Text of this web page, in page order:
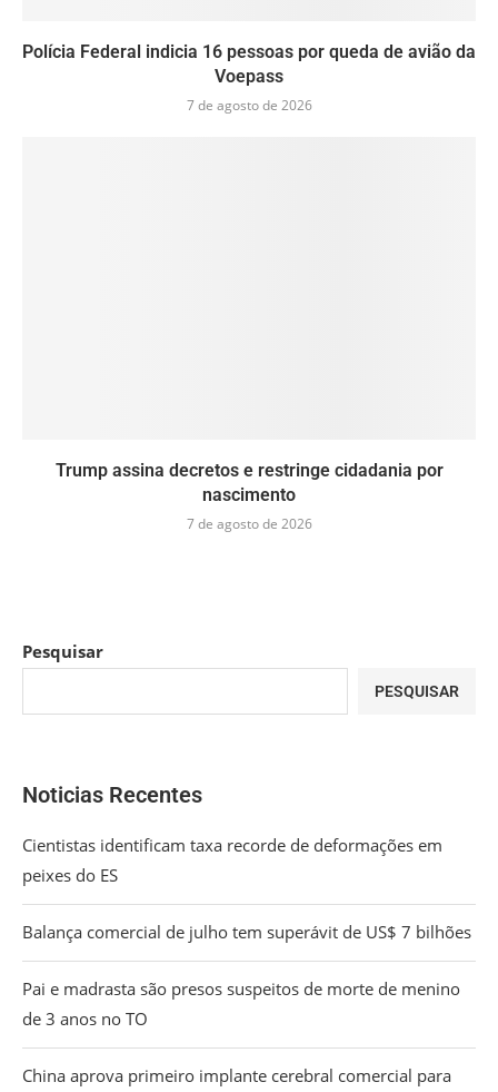
Polícia Federal indicia 16 pessoas por queda de avião da
Voepass
7 de agosto de 2026
Trump assina decretos e restringe cidadania por
nascimento
7 de agosto de 2026
Pesquisar
PESQUISAR
Noticias Recentes
Cientistas identificam taxa recorde de deformações em
peixes do ES
Balança comercial de julho tem superávit de US$ 7 bilhões
Pai e madrasta são presos suspeitos de morte de menino
de 3 anos no TO
China aprova primeiro implante cerebral comercial para